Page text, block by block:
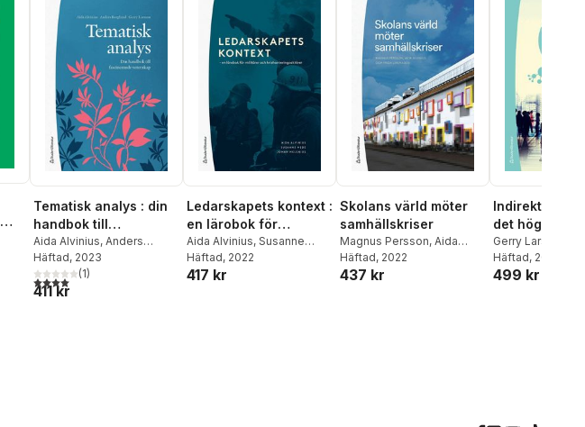
Tematisk analys : din
handbok till
fascinerande
vetenskap
Aida Alvinius, Anders
Borglund,Gerry Larsson
Häftad, 2023
4,0utav 5 stjärnor. Totalt antal röster:
(1)
411 kr
Ledarskapets kontext :
en lärobok för
militärer och
krishanteringsaktörer
Aida Alvinius, Susanne
Hede,Johan Helenius
Häftad, 2022
417 kr
Skolans värld möter
samhällskriser
Magnus Persson, Aida
Alvinius ,Frida Linehagen
Häftad, 2022
437 kr
Indirekt
det högre
ledarskapets
sidor
Gerry Larsson
Alvinius ,Alicia
Häftad, 2020
499 kr